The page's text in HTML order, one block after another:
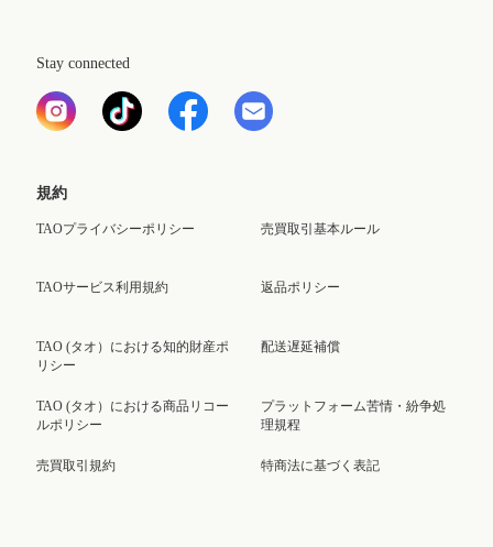
Stay connected
規約
TAOプライバシーポリシー
TAOサービス利用規約
TAO (タオ）における知的財産ポ
リシー
TAO (タオ）における商品リコー
ルポリシー
売買取引規約
売買取引基本ルール
返品ポリシー
配送遅延補償
プラットフォーム苦情・紛争処
理規程
特商法に基づく表記